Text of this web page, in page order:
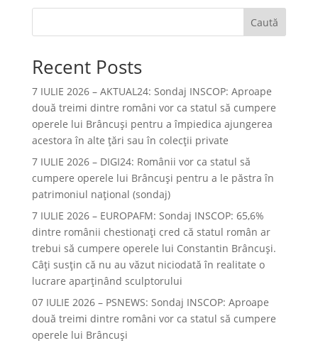
Caută
Recent Posts
7 IULIE 2026 – AKTUAL24: Sondaj INSCOP: Aproape
două treimi dintre români vor ca statul să cumpere
operele lui Brâncuşi pentru a împiedica ajungerea
acestora în alte ţări sau în colecţii private
7 IULIE 2026 – DIGI24: Românii vor ca statul să
cumpere operele lui Brâncuși pentru a le păstra în
patrimoniul național (sondaj)
7 IULIE 2026 – EUROPAFM: Sondaj INSCOP: 65,6%
dintre românii chestionați cred că statul român ar
trebui să cumpere operele lui Constantin Brâncuși.
Câți susțin că nu au văzut niciodată în realitate o
lucrare aparținând sculptorului
07 IULIE 2026 – PSNEWS: Sondaj INSCOP: Aproape
două treimi dintre români vor ca statul să cumpere
operele lui Brâncuși